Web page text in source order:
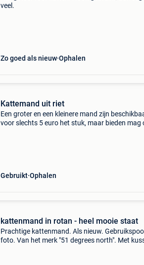
veel.
Zo goed als nieuw Ophalen
Kattemand uit riet
Een groter en een kleinere mand zijn
voor slechts 5 euro het stuk, maar bieden mag
Gebruikt Ophalen
kattenmand in rotan - heel mooie staat
Prachtige kattenmand. Als nieuw.
foto. Van het merk "51 degrees north". Met